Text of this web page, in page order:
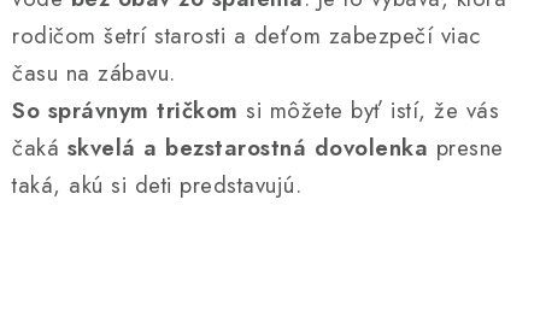
v
k
y
v
ý
p
rodičom šetrí starosti a deťom zabezpečí viac
času na zábavu.
So správnym tričkom si môžete byť istí, že vás
čaká skvelá a bezstarostná dovolenka presne
taká, akú si deti predstavujú.